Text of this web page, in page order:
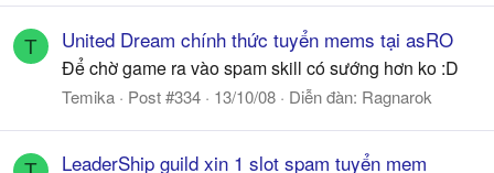
T United Dream chính thức tuyển mems tại asRO
Để chờ game ra vào spam skill có sướng hơn ko :D
Temika Post #334 13/10/08 Diễn đàn: Ragnarok
LeaderShip guild xin 1 slot spam tuyển mem